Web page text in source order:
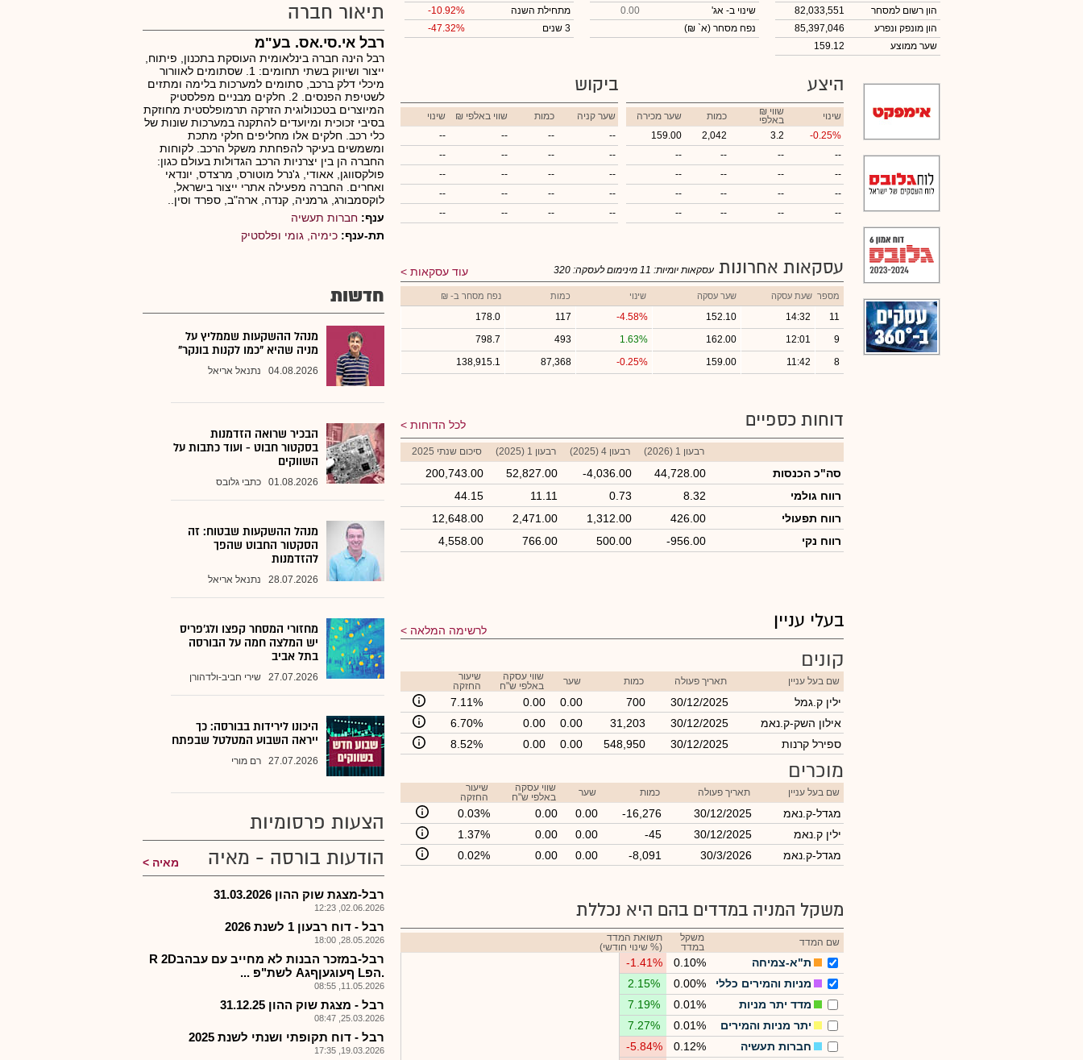
הון רשום למסחר
82,033,551
הון מונפק ונפרע
85,397,046
שער ממוצע
159.12
שינוי ב- אג'
0.00
נפח מסחר (א` ₪)
מתחילת השנה
-10.92%
3 שנים
-47.32%
היצע
שינוי ₪ שווי
באלפי כמות
שער מכירה
-0.25%
3.2
2,042
159.00
--
--
--
--
--
--
--
--
--
--
--
--
--
--
--
--
ביקוש
שער קניה כמות ₪ שווי באלפי
שינוי
--
--
--
--
--
--
--
--
--
--
--
--
--
--
--
--
--
--
--
--
עסקאות אחרונות עוד עסקאות עסקאות יומיות: 11 מינימום לעסקה: 320
מספר שעת עסקה שער עסקה שינוי כמות נפח מסחר ב- ₪
11
14:32
152.10
-4.58%
117
178.0
9
12:01
162.00
1.63%
493
798.7
8
11:42
159.00
-0.25%
87,368
138,915.1
דוחות כספיים לכל הדוחות
רבעון 1 (2026) רבעון 4 (2025) רבעון 1 (2025) סיכום שנתי 2025
סה"כ הכנסות 44,728.00
-4,036.00
52,827.00
200,743.00
רווח גולמי
8.32
0.73
11.11
44.15
רווח תפעולי
426.00
1,312.00
2,471.00
12,648.00
רווח נקי
-956.00
500.00
766.00
4,558.00
בעלי עניין לרשימה המלאה
קונים
שם בעל עניין תאריך פעולה כמות שער
שווי עסקה
באלפי ש"ח
שיעור
החזקה
ילין ק.גמל 30/12/2025
700
0.00
0.00
7.11%
אילון השק-ק.נאמ
30/12/2025
31,203
0.00
0.00
6.70%
ספירל קרנות
30/12/2025
548,950
0.00
0.00
8.52%
מוכרים
שם בעל עניין תאריך פעולה כמות שער
שווי עסקה
באלפי ש"ח
שיעור
החזקה
מגדל-ק.נאמ 30/12/2025
-16,276
0.00
0.00
0.03%
ילין ק.נאמ
30/12/2025
-45
0.00
0.00
1.37%
מגדל-ק.נאמ
30/3/2026
-8,091
0.00
0.00
0.02%
משקל המניה במדדים בהם היא נכללת
שם המדד
משקל
במדד
תשואת המדד
(% שינוי חודשי)
ת"א-צמיחה 0.10%
-1.41%
מניות והמירים כללי
0.00%
2.15%
מדד יתר מניות
0.01%
7.19%
יתר מניות והמירים
0.01%
7.27%
חברות תעשיה
0.12%
-5.84%
תיאור חברה
רבל אי.סי.אס. בע"מ
רבל הינה חברה בינלאומית העוסקת בתכנון, פיתוח,
ייצור ושיווק בשתי תחומים: 1. שסתומים לאוורור
מיכלי דלק ברכב, סתומים למערכות בלימה ומתזים
לשטיפת הפנסים. 2. חלקים מבניים מפלסטיק
המיוצרים בטכנולוגית הזרקה תרמופלסטית מחוזקת
בסיבי זכוכית ומיועדים להתקנה במערכות שונות של
כלי רכב. חלקים אלו מחליפים חלקי מתכת
ומשמשים בעיקר להפחתת משקל הרכב. לקוחות
החברה הן בין יצרניות הרכב הגדולות בעולם כגון:
פולקסווגן, אאודי, ג'נרל מוטורס, מרצדס, יונדאי
ואחרים. החברה מפעילה אתרי ייצור בישראל,
לוקסמבורג, גרמניה, קנדה, ארה"ב, ספרד וסין..
ענף: חברות תעשיה
תת-ענף: כימיה, גומי ופלסטיק
חדשות
מנהל ההשקעות שממליץ על
מניה שהיא "כמו לקנות בונקר"
04.08.2026 נתנאל אריאל
הבכיר שרואה הזדמנות
בסקטור חבוט - ועוד כתבות על
השווקים
01.08.2026 כתבי גלובס
מנהל ההשקעות שבטוח: זה
הסקטור החבוט שהפך
להזדמנות
28.07.2026 נתנאל אריאל
מחזורי המסחר קפצו ולג'פריס
יש המלצה חמה על הבורסה
בתל אביב
27.07.2026 שירי חביב-ולדהורן
היכונו לירידות בבורסה: כך
ייראה השבוע המטלטל שבפתח
27.07.2026 רם מורי
הצעות פרסומיות
הודעות בורסה - מאיה
מאיה
רבל-מצגת שוק ההון 31.03.2026
02.06.2026, 12:23
רבל - דוח רבעון 1 לשנת 2026
28.05.2026, 18:00
רבל-במזכר הבנות לא מחייב עם עבהבR 2D
.הפL ףעוגעןףגA לשת"פ ...
11.05.2026, 08:55
רבל - מצגת שוק ההון 31.12.25
25.03.2026, 08:47
רבל - דוח תקופתי ושנתי לשנת 2025
19.03.2026, 17:35